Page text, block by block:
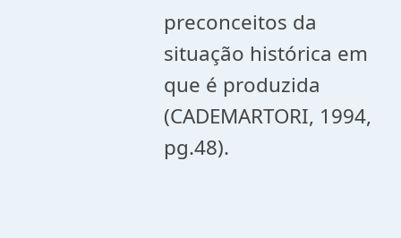
preconceitos da
situação histórica em
que é produzida
(CADEMARTORI, 1994,
pg.48).